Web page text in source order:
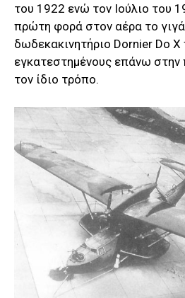
του 1922 ενώ τον Ιούλιο του
πρώτη φορά στον αέρα το
δωδεκακινητήριο Dornier Do
εγκατεστημένους επάνω στην
τον ίδιο τρόπο.